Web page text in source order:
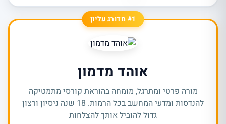
#1 מדורג עליון
אוהד מדמון
מורה פרטי ומתרגל, מומחה בהוראת קורסי מתמטיקה
להנדסות ומדעי המחשב בכל הרמות. 18 שנה ניסיון ורצון
גדול להוביל אותך להצלחות